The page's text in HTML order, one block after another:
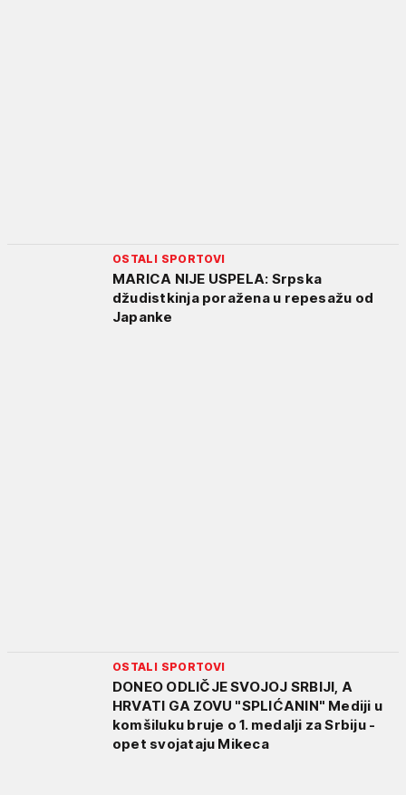
OSTALI SPORTOVI
MARICA NIJE USPELA: Srpska
džudistkinja poražena u repesažu od
Japanke
OSTALI SPORTOVI
DONEO ODLIČJE SVOJOJ SRBIJI, A
HRVATI GA ZOVU "SPLIĆANIN" Mediji u
komšiluku bruje o 1. medalji za Srbiju -
opet svojataju Mikeca